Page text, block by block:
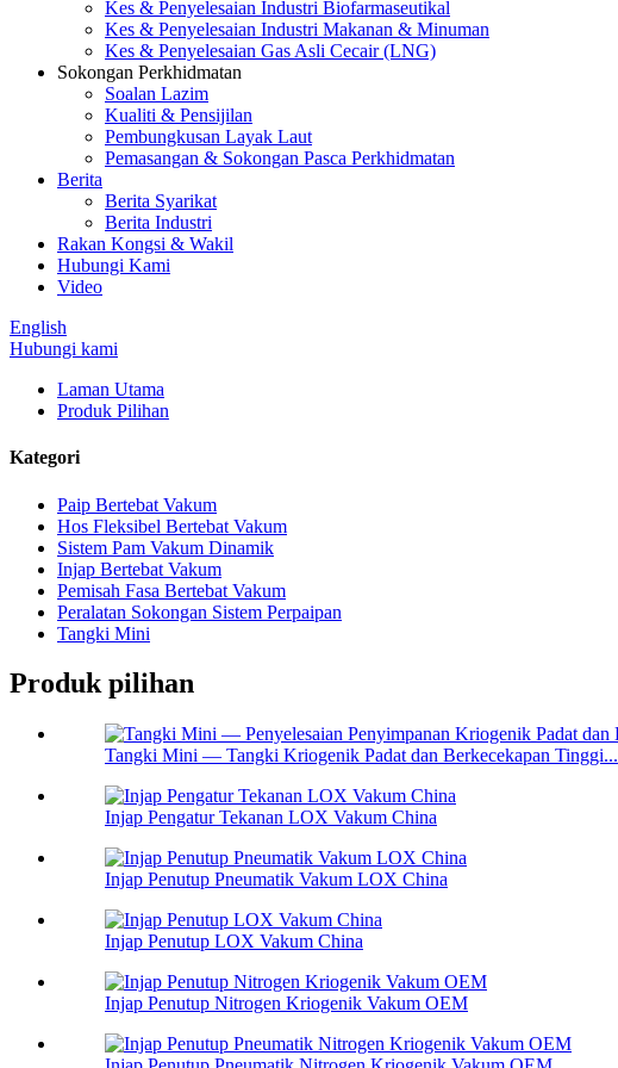
Kes & Penyelesaian Industri Biofarmaseutikal
Kes & Penyelesaian Industri Makanan & Minuman
Kes & Penyelesaian Gas Asli Cecair (LNG)
Sokongan Perkhidmatan
Soalan Lazim
Kualiti & Pensijilan
Pembungkusan Layak Laut
Pemasangan & Sokongan Pasca Perkhidmatan
Berita
Berita Syarikat
Berita Industri
Rakan Kongsi & Wakil
Hubungi Kami
Video
English
Hubungi kami
Laman Utama
Produk Pilihan
Kategori
Paip Bertebat Vakum
Hos Fleksibel Bertebat Vakum
Sistem Pam Vakum Dinamik
Injap Bertebat Vakum
Pemisah Fasa Bertebat Vakum
Peralatan Sokongan Sistem Perpaipan
Tangki Mini
Produk pilihan
Tangki Mini — Tangki Kriogenik Padat dan Berkecekapan Tinggi...
Injap Pengatur Tekanan LOX Vakum China
Injap Penutup Pneumatik Vakum LOX China
Injap Penutup LOX Vakum China
Injap Penutup Nitrogen Kriogenik Vakum OEM